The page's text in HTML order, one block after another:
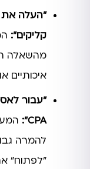
"העלה את
קליקים":
מהשאלה
איכותיים
CPA":
להמרה
"לפתוח"